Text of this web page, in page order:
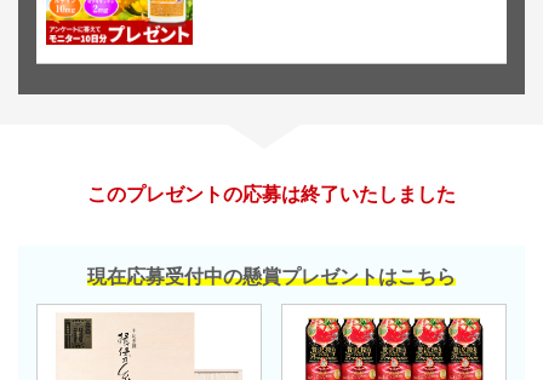
このプレゼントの応募は終了いたしました
現在応募受付中の懸賞プレゼントはこちら